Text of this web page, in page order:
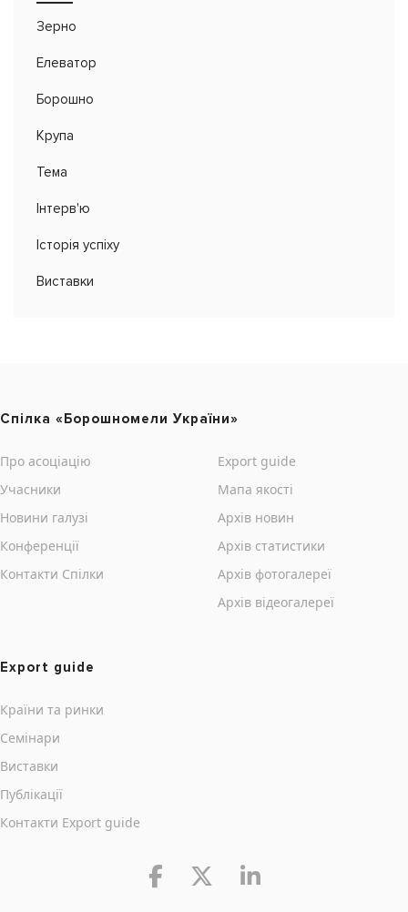
Зерно
Елеватор
Борошно
Крупа
Тема
Інтерв'ю
Історія успіху
Виставки
Cпілка «Борошномели України»
Про асоціацію
Учасники
Новини галузі
Конференції
Контакти Cпілки
Export guide
Мапа якості
Архів новин
Архів статистики
Архів фотогалереї
Архів відеогалереї
Export guide
Країни та ринки
Семінари
Виставки
Публікації
Контакти Export guide